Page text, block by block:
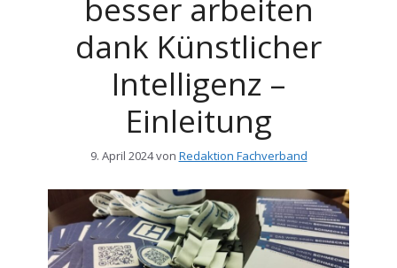
besser arbeiten
dank Künstlicher
Intelligenz –
Einleitung
9. April 2024von Redaktion Fachverband